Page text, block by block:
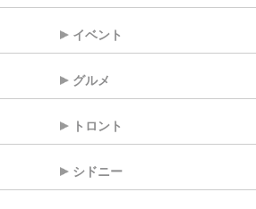
イベント
グルメ
トロント
シドニー